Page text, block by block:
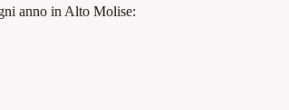
anno in Alto Molise: